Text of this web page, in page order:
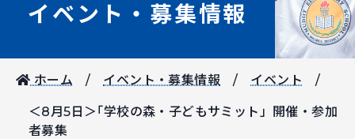
イベント・募集情報
ホーム イベント・募集情報 イベント
＜8月5日＞｢学校の森・子どもサミット」開催・参加
者募集